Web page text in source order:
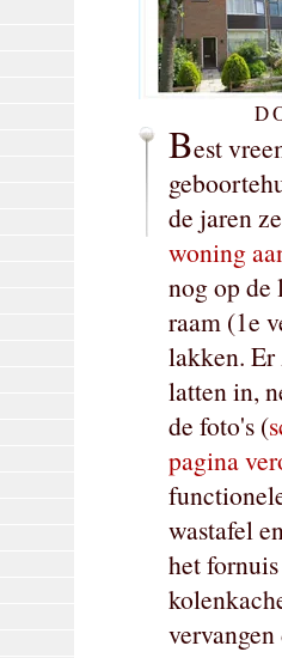
Best
de jaren
woning
nog op de
raam (1e
lakken. Er
latten in,
de foto's (
pagina
wastafel
het